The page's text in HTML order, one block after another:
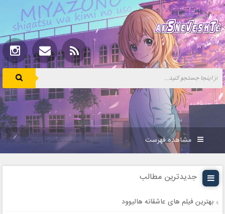
مشاهده فهرست
جدیدترین مطالب
بهترین فیلم های عاشقانه هالیوود